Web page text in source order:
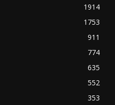
1914
1753
911
774
635
552
353